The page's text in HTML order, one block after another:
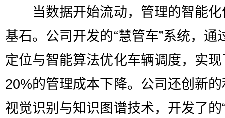
当数据开始流动，管理的智能化
基石。公司开发的“慧管车”系统，通
定位与智能算法优化车辆调度，实
20%的管理成本下降。公司还创新
视觉识别与知识图谱技术，开发了的